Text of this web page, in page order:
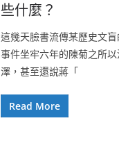
些什麼？
這幾天臉書流傳某歷史文
事件坐牢六年的陳菊之所
澤，甚至還說蔣「
Read More